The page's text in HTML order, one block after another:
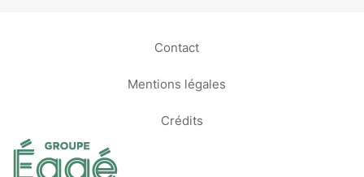
Contact
Mentions légales
Crédits